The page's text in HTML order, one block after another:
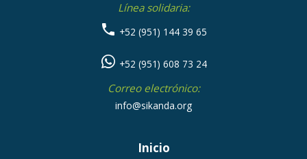
Línea solidaria:
+52 (951) 144 39 65
+52 (951) 608 73 24
Correo electrónico:
info@sikanda.org
Inicio